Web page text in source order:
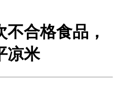
合格食品，
凉米